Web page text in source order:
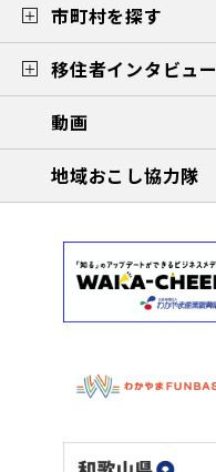
市町村を探す
移住者インタビュー
動画
地域おこし協力隊